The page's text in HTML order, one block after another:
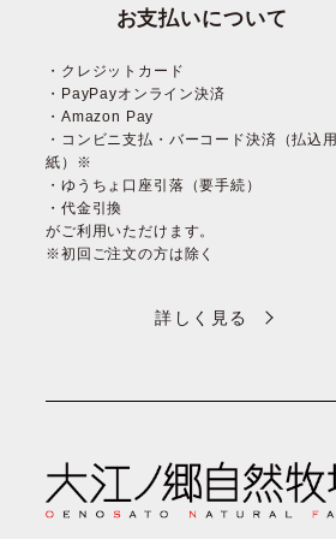
お支払いについて
・クレジットカード
・PayPayオンライン決済
・Amazon Pay
・コンビニ支払・バーコード決済（払込用
紙）※
・ゆうちょ口座引落（要手続）
・代金引換
がご利用いただけます。
※初回ご注文の方は除く
詳しく見る